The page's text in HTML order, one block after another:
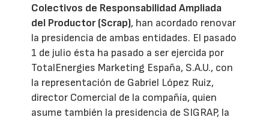
Colectivos de Responsabilidad Ampliada
del Productor (Scrap), han acordado renovar
la presidencia de ambas entidades. El pasado
1 de julio ésta ha pasado a ser ejercida por
TotalEnergies Marketing España, S.A.U., con
la representación de Gabriel López Ruiz,
director Comercial de la compañía, quien
asume también la presidencia de SIGRAP, la